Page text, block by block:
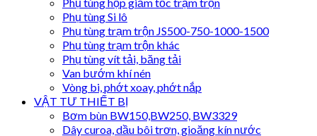
Phụ tùng Si lô
Phụ tùng trạm trộn JS500-750-1000-1500
Phụ tùng trạm trộn khác
Phụ tùng vít tải, băng tải
Van bướm khí nén
Vòng bi, phớt xoay, phớt nắp
VẬT TƯ THIẾT BỊ
Bơm bùn BW150,BW250, BW3329
Dây curoa, dầu bôi trơn, gioăng kín nước